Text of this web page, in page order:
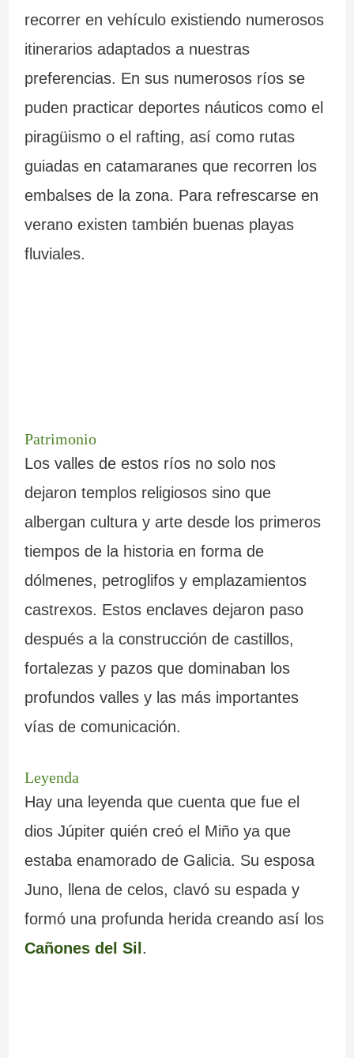
recorrer en vehículo existiendo numerosos
itinerarios adaptados a nuestras
preferencias. En sus numerosos ríos se
puden practicar deportes náuticos como el
piragüismo o el rafting, así como rutas
guiadas en catamaranes que recorren los
embalses de la zona. Para refrescarse en
verano existen también buenas playas
fluviales.
Patrimonio
Los valles de estos ríos no solo nos
dejaron templos religiosos sino que
albergan cultura y arte desde los primeros
tiempos de la historia en forma de
dólmenes, petroglifos y emplazamientos
castrexos. Estos enclaves dejaron paso
después a la construcción de castillos,
fortalezas y pazos que dominaban los
profundos valles y las más importantes
vías de comunicación.
Leyenda
Hay una leyenda que cuenta que fue el
dios Júpiter quién creó el Miño ya que
estaba enamorado de Galicia. Su esposa
Juno, llena de celos, clavó su espada y
formó una profunda herida creando así los
Cañones del Sil .